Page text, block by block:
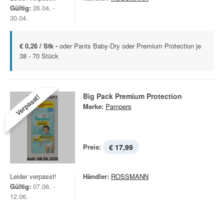
Gültig: 26.04. -
30.04.
€ 0,26 / Stk - oder Pants Baby-Dry oder Premium Protection je
38 - 70 Stück
Verpasst! Big Pack Premium Protection
Marke: Pampers
Preis: € 17,99
Leider verpasst!
Gültig: 07.06. -
12.06.
Händler: ROSSMANN